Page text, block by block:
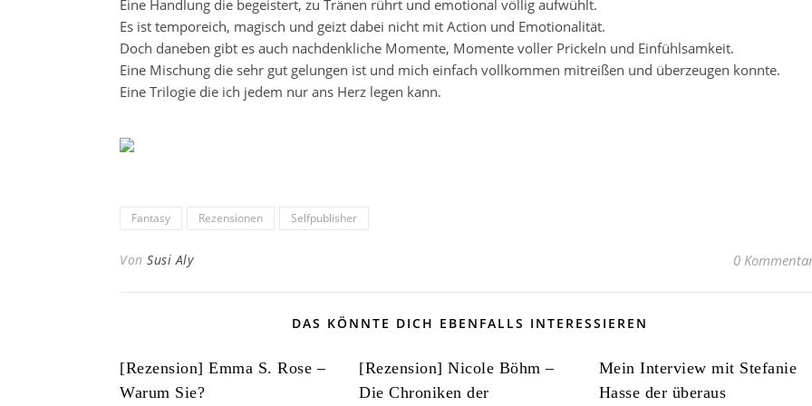
Eine Handlung die begeistert, zu Tränen rührt und emotional völlig aufwühlt.
Es ist temporeich, magisch und geizt dabei nicht mit Action und Emotionalität.
Doch daneben gibt es auch nachdenkliche Momente, Momente voller Prickeln und Einfühlsamkeit.
Eine Mischung die sehr gut gelungen ist und mich einfach vollkommen mitreißen und überzeugen konnte.
Eine Trilogie die ich jedem nur ans Herz legen kann.
Fantasy Rezensionen Selfpublisher
Von Susi Aly 0
DAS KÖNNTE DICH EBENFALLS INTERESSIEREN
[Rezension] Emma S. Rose –
Warum Sie?
[Rezension] Nicole Böhm –
Die Chroniken der
Mein Interview mit Stefanie
Hasse der überaus